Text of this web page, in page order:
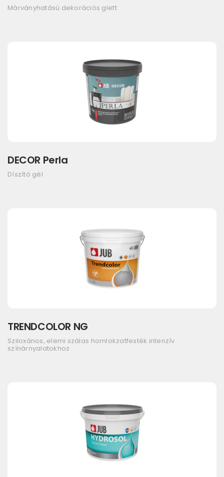
Márványhatású dekorációs glett
DECOR Perla
Díszítő gél
TRENDCOLOR NG
Sziloxános, elemi szálas homlokzatfesték intenzív
színárnyalatokhoz